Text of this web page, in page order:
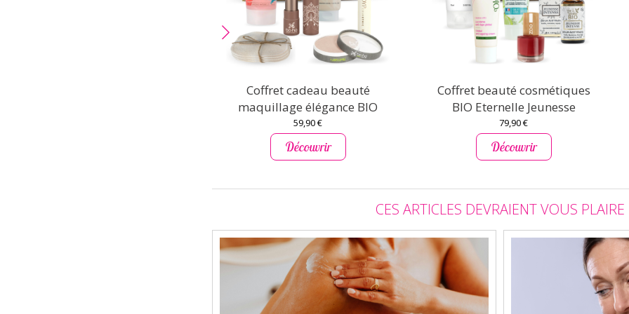
Coffret cadeau beauté
maquillage élégance BIO
59,90 €
Découvrir
Coffret beauté cosmétiques
BIO Eternelle Jeunesse
79,90 €
Découvrir
CES ARTICLES DEVRAIENT VOUS PLAIRE